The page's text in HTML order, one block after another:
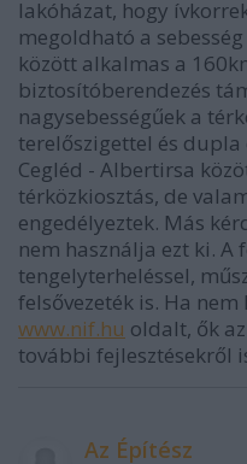
lakóházat, hogy
megoldható a
között alkalmas a
biztosítóberendezés
nagysebességűek a
terelőszigettel és
Cegléd - Albertirsa
térközkiosztás, de
engedélyeztek. Más
nem használja ezt ki. A
tengelyterheléssel,
felsővezeték is. Ha
www.nif.hu oldalt, ők
további fejlesztésekről
Az Építész